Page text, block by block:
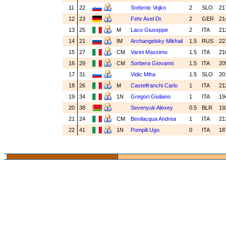
11
22 Srebrnic Vojko 2 SLO
12
23 Fehr Axel Dr. 2 GER
13
25 M Laco Giuseppe 2 ITA
14
21 IM Archangelsky Mikhail 1.5 RUS
15
27 CM Varini Massimo 1.5 ITA
16
29 CM Sorbera Giovanni 1.5 ITA
17
31 Vidic Miha 1.5 SLO
18
26 M Castelfranchi Carlo 1 ITA
19
34 1N Gregori Giuliano 1 ITA
20
38 Sevenyuk Alexey 0.5 BLR
21
24 CM Bevilacqua Andrea 1 ITA
22
41 1N Pompili Ugo 0 ITA